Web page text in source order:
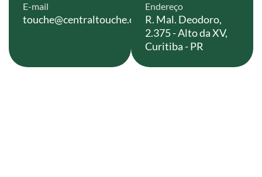
E-mail
touche@centraltouche.com.br
Endereço
R. Mal. Deodoro,
2.375 - Alto da XV,
Curitiba - PR